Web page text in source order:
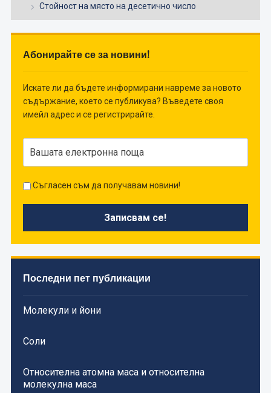
Стойност на място на десетично число
Абонирайте се за новини!
Искате ли да бъдете информирани навреме за новото
съдържание, което се публикува? Въведете своя
имейл адрес и се регистрирайте.
Съгласен съм да получавам новини!
Последни пет публикации
Молекули и йони
Соли
Относителна атомна маса и относителна
молекулна маса